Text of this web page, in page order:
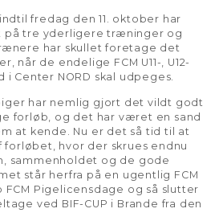
fredag den 11. oktober har
på tre yderligere træninger og
har skullet foretage det
når de endelige FCM U11-, U12-
i Center NORD skal udpeges.
har nemlig gjort det vildt godt
forløb, og det har været en sand
at kende. Nu er det så tid til at
forløbet, hvor der skrues endnu
sammenholdet og de gode
står herfra på en ugentlig FCM
Pigelicensdage og så slutter
ved BIF-CUP i Brande fra den